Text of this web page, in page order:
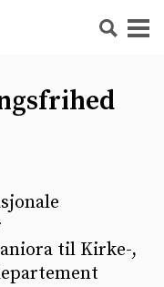
Søk Meny
til Kirke-,